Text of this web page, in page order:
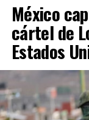
México
cártel de
Estados